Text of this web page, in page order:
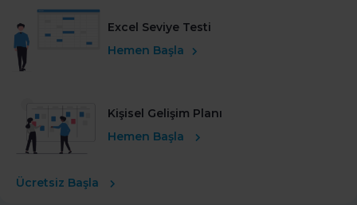
Excel Seviye Testi
Hemen Başla
Kişisel Gelişim Planı
Hemen Başla
Ücretsiz Başla